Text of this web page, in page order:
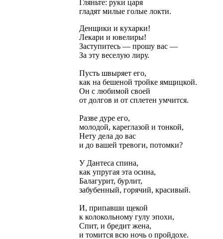
Гляньте: руки царя
гладят милые голые локти.
Денщики и кухарки!
Лекари и ювелиры!
Заступитесь — прошу вас —
За эту веселую лиру.
Пусть швыряет его,
как на бешеной тройке ямщицкой.
Он с любимой своей
от долгов и от сплетен умчится.
Разве дуре его,
молодой, кареглазой и тонкой,
Нету дела до вас
и до вашей тревоги, потомки?
У Дантеса спина,
как упругая эта осина,
Балагурит, бурлит,
забубенный, горячий, красивый.
И, припавши щекой
к колокольному гулу эпохи,
Спит, и бредит жена,
и томится всю ночь о пройдохе.